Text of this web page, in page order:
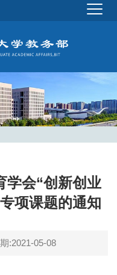
学会“创新创业
项课题的通知
:2021-05-08